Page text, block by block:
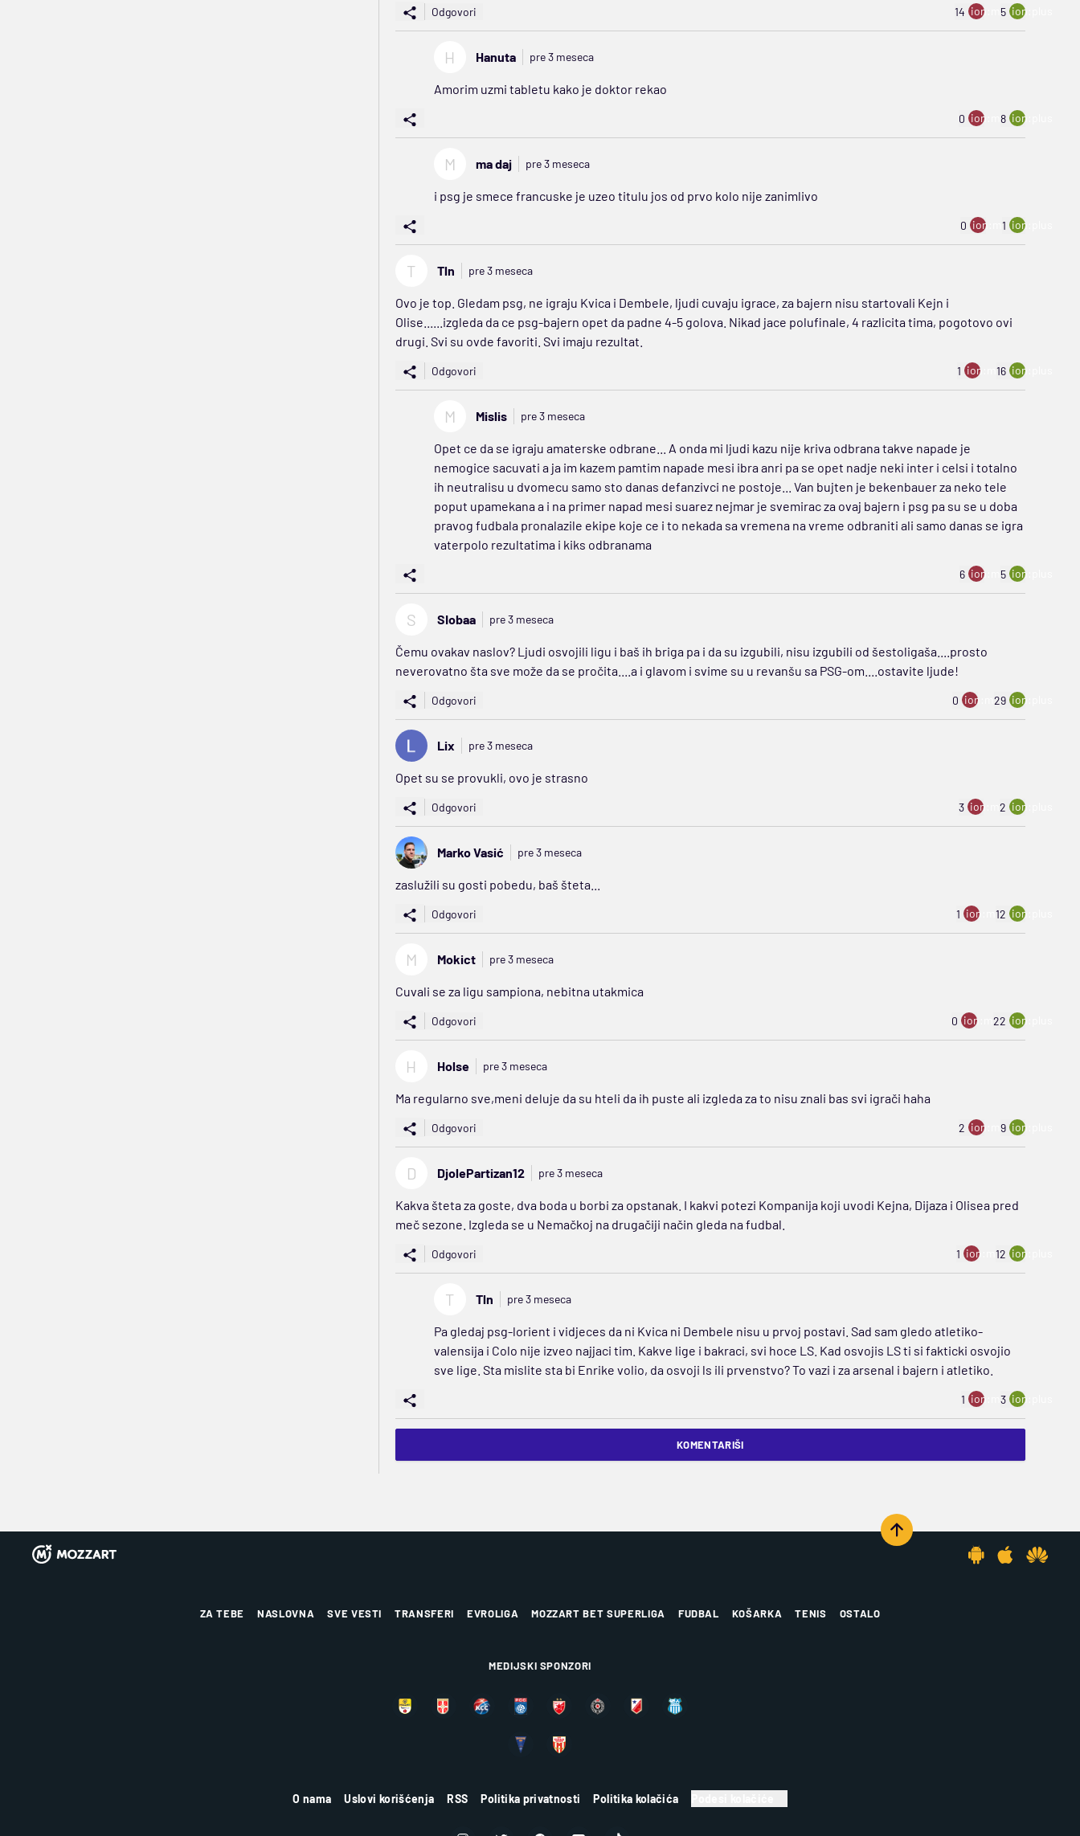
Odgovori 14 ion:minus
5 ion:plus
H Hanuta pre 3 meseca
Amorim uzmi tabletu kako je doktor rekao
0 ion:minus
8 ion:plus
M ma daj pre 3 meseca
i psg je smece francuske je uzeo titulu jos od prvo kolo nije zanimlivo
0 ion:minus
1 ion:plus
T Tln pre 3 meseca
Ovo je top. Gledam psg, ne igraju Kvica i Dembele, ljudi cuvaju igrace, za bajern nisu startovali Kejn i
Olise......izgleda da ce psg-bajern opet da padne 4-5 golova. Nikad jace polufinale, 4 razlicita tima, pogotovo ovi
drugi. Svi su ovde favoriti. Svi imaju rezultat.
Odgovori 1 ion:minus
16 ion:plus
M Mislis pre 3 meseca
Opet ce da se igraju amaterske odbrane... A onda mi ljudi kazu nije kriva odbrana takve napade je
nemogice sacuvati a ja im kazem pamtim napade mesi ibra anri pa se opet nadje neki inter i celsi i totalno
ih neutralisu u dvomecu samo sto danas defanzivci ne postoje... Van bujten je bekenbauer za neko tele
poput upamekana a i na primer napad mesi suarez nejmar je svemirac za ovaj bajern i psg pa su se u doba
pravog fudbala pronalazile ekipe koje ce i to nekada sa vremena na vreme odbraniti ali samo danas se igra
vaterpolo rezultatima i kiks odbranama
6 ion:minus
5 ion:plus
S SIobaa pre 3 meseca
Čemu ovakav naslov? Ljudi osvojili ligu i baš ih briga pa i da su izgubili, nisu izgubili od šestoligaša....prosto
neverovatno šta sve može da se pročita....a i glavom i svime su u revanšu sa PSG-om....ostavite ljude!
Odgovori 0 ion:minus
29 ion:plus
Lix pre 3 meseca
Opet su se provukli, ovo je strasno
Odgovori 3 ion:minus
2 ion:plus
Marko Vasić pre 3 meseca
zaslužili su gosti pobedu, baš šteta...
Odgovori 1 ion:minus
12 ion:plus
M Mokict pre 3 meseca
Cuvali se za ligu sampiona, nebitna utakmica
Odgovori 0 ion:minus
22 ion:plus
H Holse pre 3 meseca
Ma regularno sve,meni deluje da su hteli da ih puste ali izgleda za to nisu znali bas svi igrači haha
Odgovori 2 ion:minus
9 ion:plus
D DjolePartizan12 pre 3 meseca
Kakva šteta za goste, dva boda u borbi za opstanak. I kakvi potezi Kompanija koji uvodi Kejna, Dijaza i Olisea pred
meč sezone. Izgleda se u Nemačkoj na drugačiji način gleda na fudbal.
Odgovori 1 ion:minus
12 ion:plus
T Tln pre 3 meseca
Pa gledaj psg-lorient i vidjeces da ni Kvica ni Dembele nisu u prvoj postavi. Sad sam gledo atletiko-
valensija i Colo nije izveo najjaci tim. Kakve lige i bakraci, svi hoce LS. Kad osvojis LS ti si fakticki osvojio
sve lige. Sta mislite sta bi Enrike volio, da osvoji ls ili prvenstvo? To vazi i za arsenal i bajern i atletiko.
1 ion:minus
3 ion:plus
KOMENTARIŠI
ZA TEBE NASLOVNA SVE VESTI TRANSFERI EVROLIGA MOZZART BET SUPERLIGA FUDBAL KOŠARKA TENIS OSTALO
MEDIJSKI SPONZORI
O nama Uslovi korišćenja RSS Politika privatnosti Politika kolačića